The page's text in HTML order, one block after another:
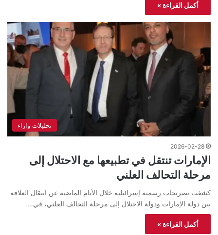
أكمل القراءة »
تحليلات واراء
2026-02-28
الإمارات تنتقل في تطبيعها مع الاحتلال إلى
مرحلة التحالف العلني
كشفت تصريحات رسمية إسرائيلية خلال الأيام الماضية عن انتقال العلاقة
بين دولة الإمارات ودولة الاحتلال إلى مرحلة التحالف العلني، في…
أكمل القراءة »